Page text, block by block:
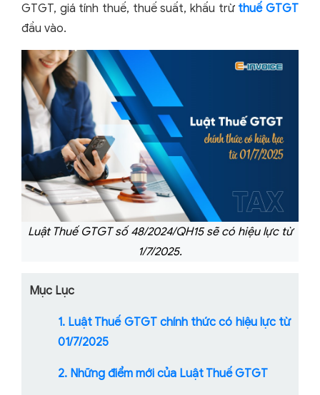
GTGT, giá tính thuế, thuế suất, khấu trừ thuế GTGT
đầu vào.
Luật Thuế GTGT số 48/2024/QH15 sẽ có hiệu lực từ
1/7/2025.
Mục Lục
1. Luật Thuế GTGT chính thức có hiệu lực từ
01/7/2025
2. Những điểm mới của Luật Thuế GTGT